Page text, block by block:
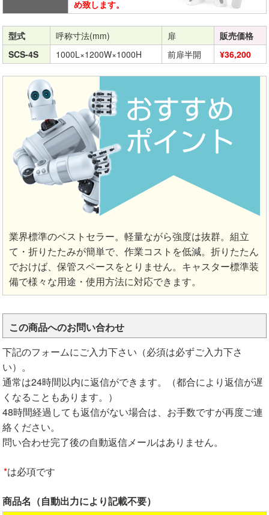
め致します。
型式 呼称寸法(mm) 扉
販売価格
SCS-4S
1000L×1200W×1000H 前扉半開 ¥36,200
業界標準のベストセラー。軽量ながら強度は抜群。組立
て・折りたたみが簡単で、作業コストを低減。折りたたん
でおけば、保管スペースをとりません。キャスター標準装
備で様々な用途・使用方法に対応できます。
この商品へのお問い合わせ
下記のフォームにご入力下さい（必須は必ずご入力下さ
い）。
通常は24時間以内に返信ができます。（都合により返信が遅
くなることもあります。）
48時間経過しても返信がない場合は、お手数ですが再度ご連
絡ください。
問い合わせ完了後の自動返信メールはありません。
*は必項です
商品名（自動出力により記載不要）